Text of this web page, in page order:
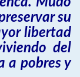
su
libertad
del
a pobres y